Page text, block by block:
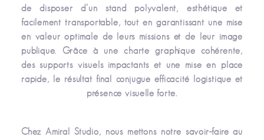
de disposer d’un stand polyvalent, esthétique et
facilement transportable, tout en garantissant une mise
en valeur optimale de leurs missions et de leur image
publique. Grâce à une charte graphique cohérente,
des supports visuels impactants et une mise en place
rapide, le résultat final conjugue efficacité logistique et
présence visuelle forte.
Chez Amiral Studio, nous mettons notre savoir-faire au